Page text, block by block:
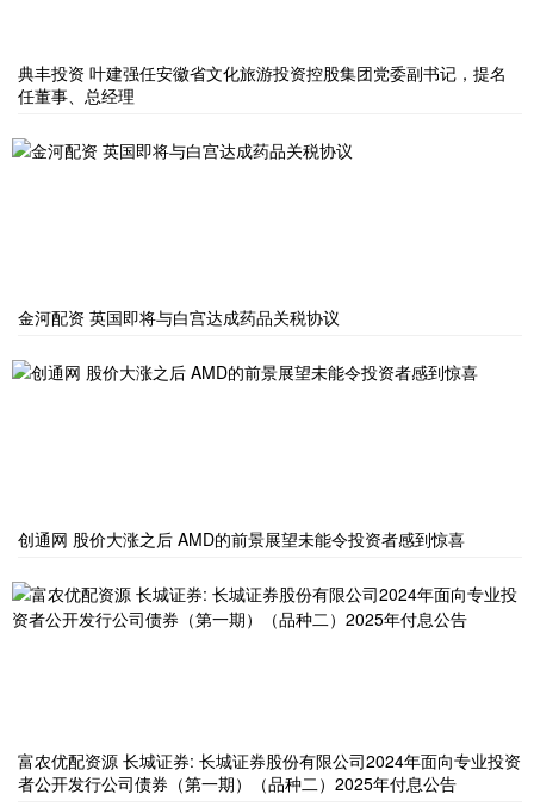
典丰投资 叶建强任安徽省文化旅游投资控股集团党委副书记，提名
任董事、总经理
金河配资 英国即将与白宫达成药品关税协议
创通网 股价大涨之后 AMD的前景展望未能令投资者感到惊喜
富农优配资源 长城证券: 长城证券股份有限公司2024年面向专业投资
者公开发行公司债券（第一期）（品种二）2025年付息公告